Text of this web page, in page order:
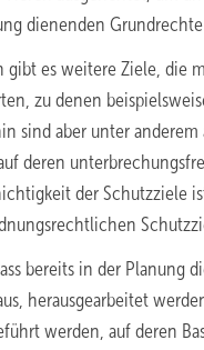
dienenden
gibt es weitere Ziele, die
zu denen
sind aber unter
deren
der Schutzziele
bereits in der
herausgearbeitet
werden, auf deren